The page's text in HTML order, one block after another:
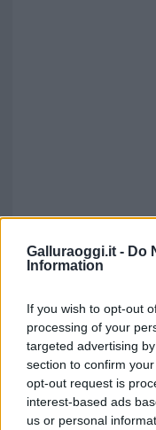
Galluraoggi.it - Do
Information
If you wish to opt-out
processing of your
targeted advertising
section to confirm
opt-out request is
interest-based ads
us or personal